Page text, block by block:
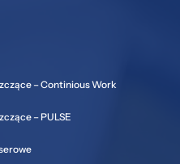
– Continious Work
– PULSE